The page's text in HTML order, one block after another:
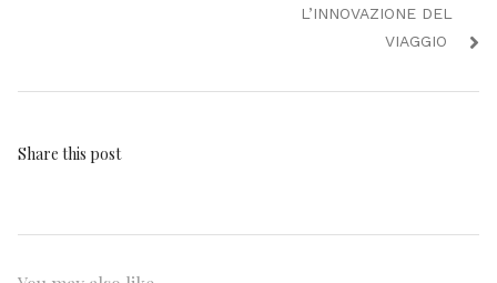
L’INNOVAZIONE DEL
VIAGGIO
Share this post